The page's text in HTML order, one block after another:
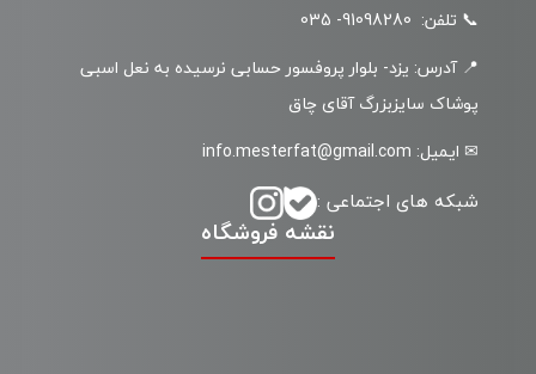
📞 تلفن: 91098280- 035
📍 آدرس: یزد- بلوار پروفسور حسابی نرسیده به نعل اسبی
پوشاک سایزبزرگ آقای چاق
✉ ایمیل: info.mesterfat@gmail.com
شبکه های اجتماعی :
نقشه فروشگاه